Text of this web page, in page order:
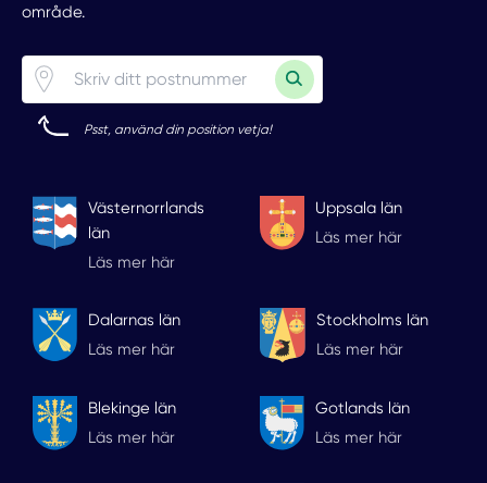
område.
Psst, använd din position vetja!
Västernorrlands
län
Läs mer här
Uppsala län
Läs mer här
Dalarnas län
Läs mer här
Stockholms län
Läs mer här
Blekinge län
Läs mer här
Gotlands län
Läs mer här